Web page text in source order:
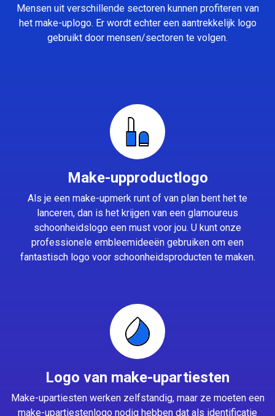
Mensen uit verschillende sectoren kunnen profiteren van
het make-uplogo. Er wordt echter een aantrekkelijk logo
gebruikt door mensen/sectoren te volgen.
Make-upproductlogo
Als je een make-upmerk runt of van plan bent het te
lanceren, dan is het krijgen van een glamoureus
schoonheidslogo een must voor jou. U kunt onze
professionele embleemideeën gebruiken om een
fantastisch logo voor schoonheidsproducten te maken.
Logo van make-upartiesten
Make-upartiesten werken zelfstandig, maar ze moeten een
make-upartiestenlogo nodig hebben dat als identificatie